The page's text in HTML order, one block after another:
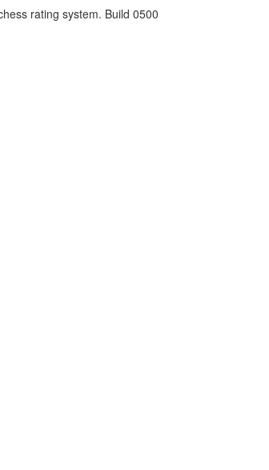
rating system. Build 0500